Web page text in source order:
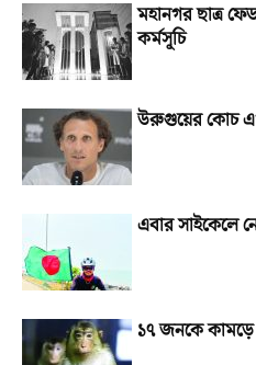
মহানগর ছাত্র
কর্মসূচি
উরুগুয়ের কোচ
এবার সাইকেলে
১৭ জনকে